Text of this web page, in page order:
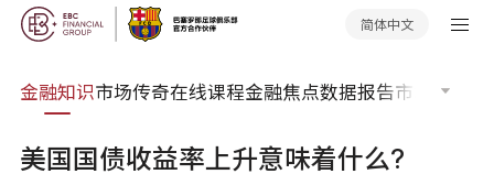
简体中文
金融知识市场传奇在线课程金融焦点数据报告市场分析
美国国债收益率上升意味着什么?